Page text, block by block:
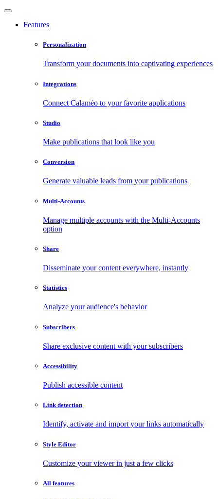
Features
Personalization
Transform your documents into captivating experiences
Integrations
Connect Calaméo to your favorite applications
Studio
Make publications that look like you
Conversion
Generate valuable leads from your publications
Multi-Accounts
Manage multiple accounts with the Multi-Accounts
option
Share
Disseminate your content everywhere, instantly
Statistics
Analyze your audience's behavior
Subscribers
Share exclusive content with your subscribers
Accessibility
Publish accessible content
Link detection
Identify, activate and import your links automatically
Style Editor
Customize your viewer in just a few clicks
All features